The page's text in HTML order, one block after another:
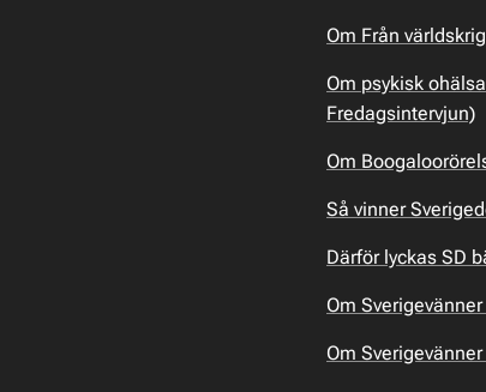
Om Från
Om psykisk
Fredagsintervjun)
Om
Så vinner
Därför lyckas SD
Om
Om